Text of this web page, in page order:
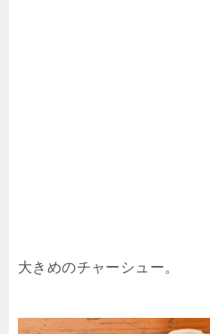
大きめのチャーシュー。